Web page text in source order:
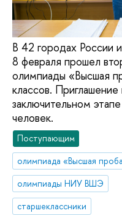
В 42 городах России
8 февраля прошел
олимпиады «Высшая
классов. Приглашение
заключительном
человек.
Поступающим
олимпиада «Высшая
олимпиады НИУ ВШЭ
старшеклассники